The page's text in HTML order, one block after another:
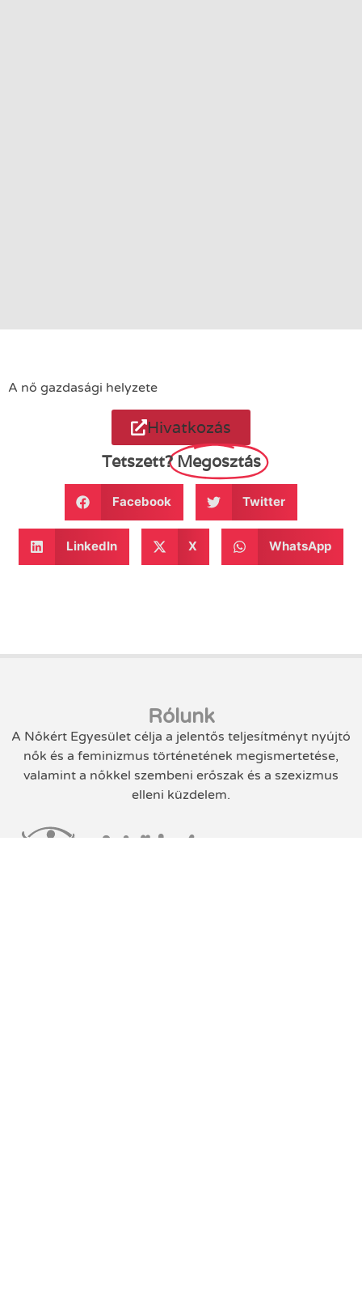
A nő gazdasági helyzete
Hivatkozás
Tetszett?Megosztás
Facebook Twitter
LinkedIn X WhatsApp
Rólunk
A Nőkért Egyesület célja a jelentős teljesítményt nyújtó
nők és a feminizmus történetének megismertetése,
valamint a nőkkel szembeni erőszak és a szexizmus
elleni küzdelem.
Nőkért